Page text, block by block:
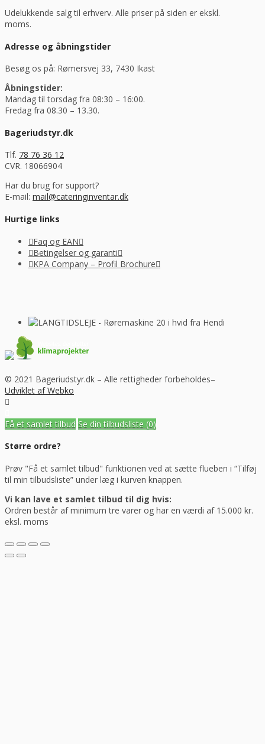
Udelukkende salg til erhverv. Alle priser på siden er ekskl.
moms.
Adresse og åbningstider
Besøg os på: Rømersvej 33, 7430 Ikast
Åbningstider:
Mandag til torsdag fra 08:30 – 16:00.
Fredag fra 08.30 – 13.30.
Bageriudstyr.dk
Tlf. 78 76 36 12
CVR. 18066904
Har du brug for support?
E-mail: mail@cateringinventar.dk
Hurtige links
Faq og EAN
Betingelser og garanti
KPA Company – Profil Brochure
© 2021 Bageriudstyr.dk – Alle rettigheder forbeholdes–
Udviklet af Webko
Få et samlet tilbud Se din tilbudsliste (0)
Større ordre?
Prøv "Få et samlet tilbud" funktionen ved at sætte flueben i “Tilføj
til min tilbudsliste” under læg i kurven knappen.
Vi kan lave et samlet tilbud til dig hvis:
Ordren består af minimum tre varer og har en værdi af 15.000 kr.
eksl. moms